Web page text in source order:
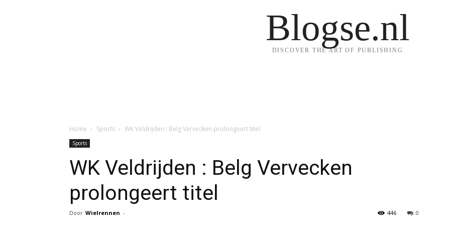
Blogse.nl
DISCOVER THE ART OF PUBLISHING
Home Sports WK Veldrijden : Belg Vervecken prolongeert titel
Sports
WK Veldrijden : Belg Vervecken
prolongeert titel
Door Wielrennen - 0
446